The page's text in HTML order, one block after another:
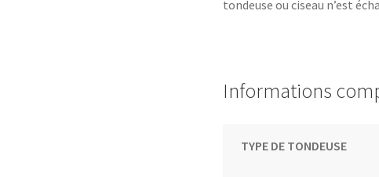
tondeuse ou ciseau n’est
Informations
TYPE DE TONDEUSE